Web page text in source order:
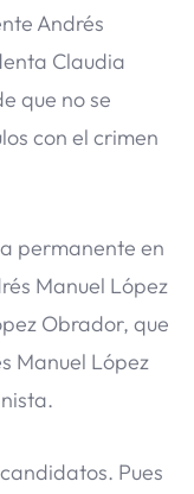
Andrés
Claudia
que no se
con el crimen
permanente en
Manuel López
Obrador, que
Manuel López
Pues